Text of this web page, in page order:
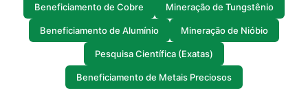
Beneficiamento de Cobre Mineração de Tungstênio
Beneficiamento de Alumínio Mineração de Nióbio
Pesquisa Científica (Exatas)
Beneficiamento de Metais Preciosos